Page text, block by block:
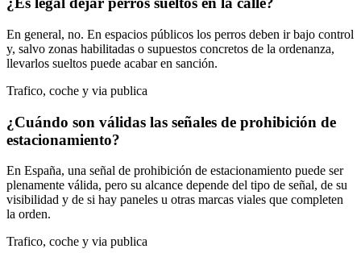
En general, no. En espacios públicos los perros deben ir bajo control
y, salvo zonas habilitadas o supuestos concretos de la ordenanza,
llevarlos sueltos puede acabar en sanción.
Trafico, coche y via publica
¿Cuándo son válidas las señales de prohibición de
estacionamiento?
En España, una señal de prohibición de estacionamiento puede ser
plenamente válida, pero su alcance depende del tipo de señal, de su
visibilidad y de si hay paneles u otras marcas viales que completen
la orden.
Trafico, coche y via publica